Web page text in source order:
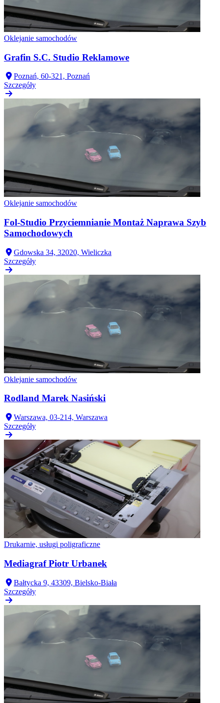
Oklejanie samochodów
Grafin S.C. Studio Reklamowe
Poznań, 60-321, Poznań
Szczegóły
Oklejanie samochodów
Fol-Studio Przyciemnianie Montaż Naprawa Szyb
Samochodowych
Gdowska 34, 32020, Wieliczka
Szczegóły
Oklejanie samochodów
Rodland Marek Nasiński
Warszawa, 03-214, Warszawa
Szczegóły
Drukarnie, usługi poligraficzne
Mediagraf Piotr Urbanek
Bałtycka 9, 43309, Bielsko-Biała
Szczegóły